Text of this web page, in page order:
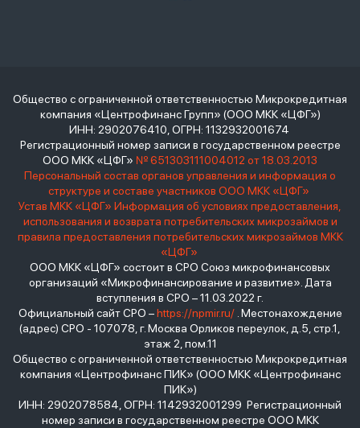
Общество с ограниченной ответственностью Микрокредитная
компания «Центрофинанс Групп» (ООО МКК «ЦФГ»)
ИНН: 2902076410, ОГРН: 1132932001674
Регистрационный номер записи в государственном реестре
ООО МКК «ЦФГ» № 651303111004012 от 18.03.2013
Персональный состав органов управления и информация о
структуре и составе участников ООО МКК «ЦФГ»
Устав МКК «ЦФГ» Информация об условиях предоставления,
использования и возврата потребительских микрозаймов и
правила предоставления потребительских микрозаймов МКК
«ЦФГ»
ООО МКК «ЦФГ» состоит в СРО Союз микрофинансовых
организаций «Микрофинансирование и развитие». Дата
вступления в СРО – 11.03.2022 г.
Официальный сайт СРО –https://npmir.ru/. Местонахождение
(адрес) СРО - 107078, г. Москва Орликов переулок, д.5, стр.1,
этаж 2, пом.11
Общество с ограниченной ответственностью Микрокредитная
компания «Центрофинанс ПИК» (ООО МКК «Центрофинанс
ПИК»)
ИНН: 2902078584, ОГРН: 1142932001299 Регистрационный
номер записи в государственном реестре ООО МКК